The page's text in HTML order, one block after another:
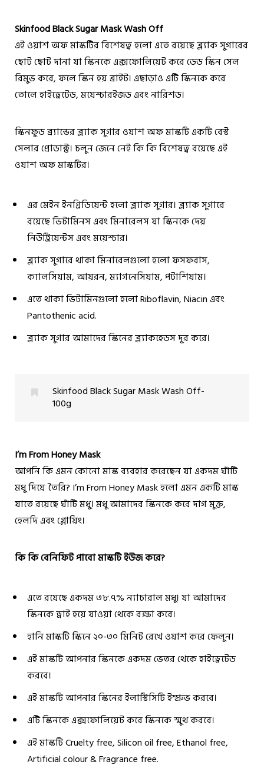
SkinfoodBlack Sugar Mask Wash Off
এই ওয়াশ অফ মাস্কটির বিশেষত্ব হলো এতে রয়েছে ব্ল্যাক সুগারের
ছোট ছোট দানা যা স্কিনকে এক্সফোলিয়েট করে ডেড স্কিন সেল
রিমুভ করে, ফলে স্কিন হয় ব্রাইট। এছাড়াও এটি স্কিনকে করে
তোলে হাইড্রেটেড, ময়েশ্চারইজড এবং নারিশড।
স্কিনফুড ব্র‍্যান্ডের ব্ল্যাক সুগার ওয়াশ অফ মাস্কটি একটি বেস্ট
সেলার প্রোডাক্ট। চলুন জেনে নেই কি কি বিশেষত্ব রয়েছে এই
ওয়াশ অফ মাস্কটির।
এর মেইন ইনগ্রিডিয়েন্ট হলো ব্ল্যাক সুগার। ব্ল্যাক সুগারে
রয়েছে ভিটামিনস এবং মিনারেলস যা স্কিনকে দেয়
নিউট্রিয়েন্টস এবং ময়েশ্চার।
ব্ল্যাক সুগারে থাকা মিনারেলগুলো হলো ফসফরাস,
ক্যালসিয়াম, আয়রন, ম্যাগনেসিয়াম, পটাশিয়াম।
এতে থাকা ভিটামিনগুলো হলো Riboflavin, Niacin এবং
Pantothenic acid.
ব্ল্যাক সুগার আমাদের স্কিনের ব্ল্যাকহেডস দূর করে।
Skinfood Black Sugar Mask Wash Off-
100g
I’m FromHoney Mask
আপনি কি এমন কোনো মাস্ক ব্যবহার করেছেন যা একদম ঘাঁটি
মধু দিয়ে তৈরি? I’m FromHoney Maskহলো এমন একটি মাস্ক
যাতে রয়েছে ঘাঁটি মধু। মধু আমাদের স্কিনকে করে দাগ মুক্ত,
হেলদি এবং গ্লোয়িং।
কি কি বেনিফিট পাবো মাস্কটি ইউজ করে?
এতে রয়েছে একদম ৩৮.৭% ন্যাচারাল মধু। যা আমাদের
স্কিনকে ড্রাই হয়ে যাওয়া থেকে রক্ষা করে।
হানি মাস্কটি স্কিনে ২০-৩০ মিনিট রেখে ওয়াশ করে ফেলুন।
এই মাস্কটি আপনার স্কিনকে একদম ভেতর থেকে হাইড্রেটেড
করবে।
এই মাস্কটি আপনার স্কিনের ইলাস্টিসিটি ইম্প্রুভ করবে।
এটি স্কিনকে এক্সফোলিয়েট করে স্কিনকে স্মুথ করবে।
এই মাস্কটি Cruelty free, Silicon oil free, Ethanol free,
Artificial colour & Fragrance free.